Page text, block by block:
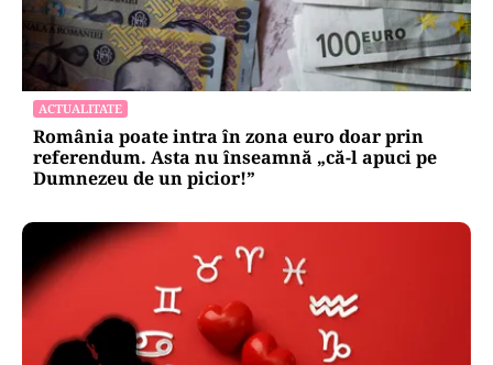
ACTUALITATE
România poate intra în zona euro doar prin
referendum. Asta nu înseamnă „că-l apuci pe
Dumnezeu de un picior!”